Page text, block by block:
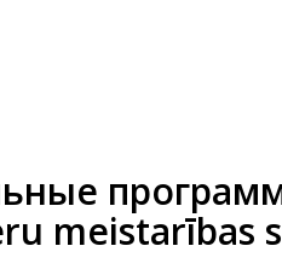
meistarības